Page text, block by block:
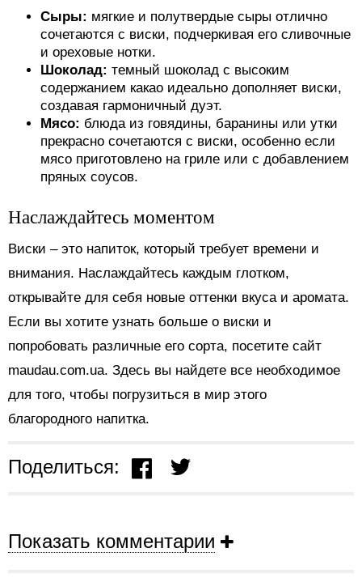
Сыры: мягкие и полутвердые сыры отлично
сочетаются с виски, подчеркивая его сливочные
и ореховые нотки.
Шоколад: темный шоколад с высоким
содержанием какао идеально дополняет виски,
создавая гармоничный дуэт.
Мясо: блюда из говядины, баранины или утки
прекрасно сочетаются с виски, особенно если
мясо приготовлено на гриле или с добавлением
пряных соусов.
Наслаждайтесь моментом
Виски – это напиток, который требует времени и
внимания. Наслаждайтесь каждым глотком,
открывайте для себя новые оттенки вкуса и аромата.
Если вы хотите узнать больше о виски и
попробовать различные его сорта, посетите сайт
maudau.com.ua. Здесь вы найдете все необходимое
для того, чтобы погрузиться в мир этого
благородного напитка.
Поделиться:
Показать комментарии